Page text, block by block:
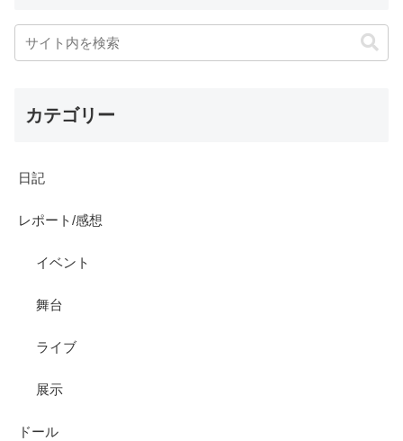
カテゴリー
日記
レポート/感想
イベント
舞台
ライブ
展示
ドール